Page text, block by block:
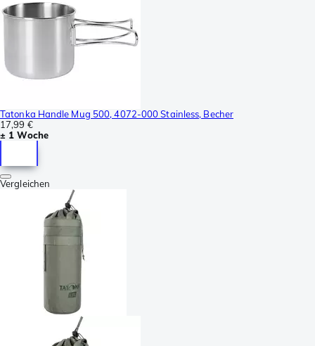
Tatonka Handle Mug 500, 4072-000 Stainless, Becher
17,99 €
± 1 Woche
Vergleichen